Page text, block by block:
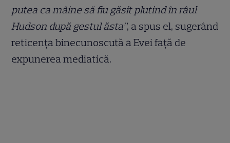
putea ca mâine să fiu găsit plutind în râul
Hudson după gestul ăsta”, a spus el, sugerând
reticența binecunoscută a Evei față de
expunerea mediatică.